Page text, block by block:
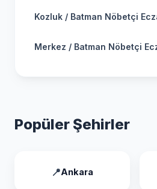
Kozluk / Batman Nöbetçi
Merkez / Batman Nöbetçi
Popüler Şehirler
Ankara